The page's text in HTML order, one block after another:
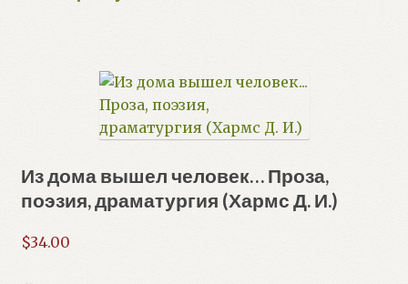
Из дома вышел человек… Проза,
поэзия, драматургия (Хармс Д. И.)
$34.00